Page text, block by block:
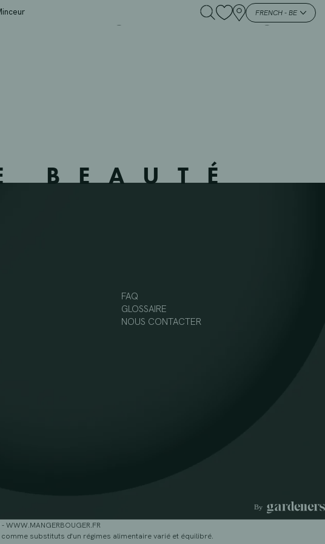
FRENCH - BE
– MOL – 132 – MOL –
BEAUTÉ
FAQ
GLOSSAIRE
NOUS CONTACTER
- WWW.MANGERBOUGER.FR
substituts d'un régimes alimentaire varié et équilibré.